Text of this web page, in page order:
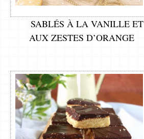
SABLÉS À LA VANILLE ET
AUX ZESTES D’ORANGE